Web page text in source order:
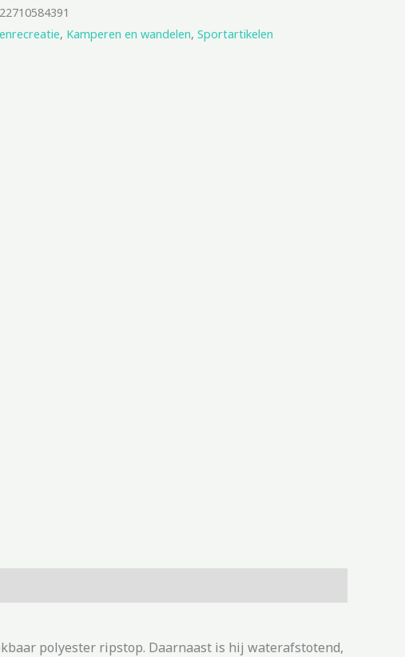
, Kamperen en wandelen, Sportartikelen
polyester ripstop. Daarnaast is hij waterafstotend,